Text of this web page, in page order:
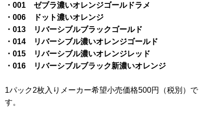
・001 ゼブラ濃いオレンジゴールドラメ
・006 ドット濃いオレンジ
・013 リバーシブルブラックゴールド
・014 リバーシブル濃いオレンジゴールド
・015 リバーシブル濃いオレンジレッド
・016 リバーシブルブラック新濃いオレンジ
1パック2枚入りメーカー希望小売価格500円（税別）で
す。